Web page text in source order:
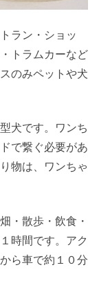
ラン・ショッ
トラムカーなど
のみペットや犬
犬です。ワンち
で繋ぐ必要があ
物は、ワンちゃ
・散歩・飲食・
時間です。アク
ら車で約１０分